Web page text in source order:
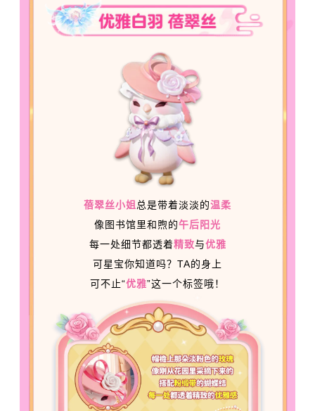
蓓翠丝小姐 总是带着淡淡的温柔
像图书馆里和煦的午后阳光
每一处细节都透着精致与优雅
可星宝你知道吗？TA的身上
可不止“优雅”这一个标签哦！